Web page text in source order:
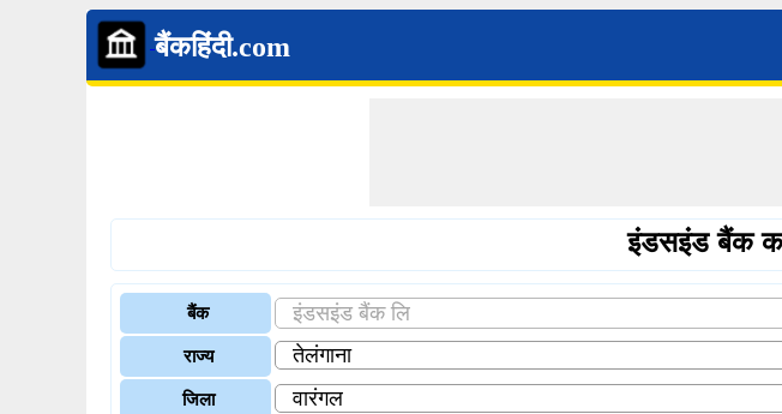
बैंकहिंदी.com
इंडसइंड बैंक
बैंक
राज्य
जिला